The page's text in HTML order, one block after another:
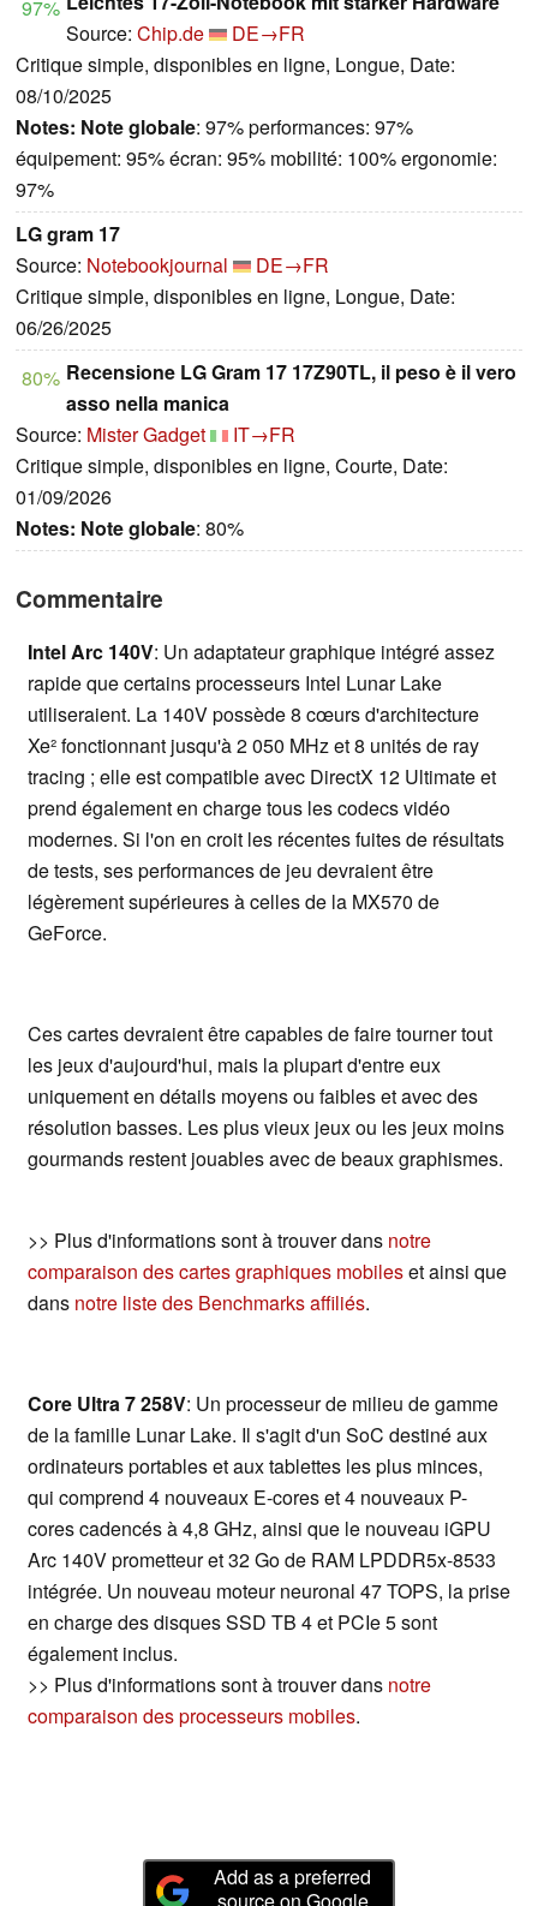
97%
Source: Chip.de
DE→FR
Critique simple, disponibles en ligne, Longue, Date:
08/10/2025
Notes: Note globale: 97% performances: 97%
équipement: 95% écran: 95% mobilité: 100% ergonomie:
97%
LG gram 17
Source: Notebookjournal
DE→FR
Critique simple, disponibles en ligne, Longue, Date:
06/26/2025
80% Recensione LG Gram 17 17Z90TL, il peso è il vero
asso nella manica
Source: Mister Gadget
IT→FR
Critique simple, disponibles en ligne, Courte, Date:
01/09/2026
Notes: Note globale: 80%
Commentaire
Intel Arc 140V: Un adaptateur graphique intégré assez
rapide que certains processeurs Intel Lunar Lake
utiliseraient. La 140V possède 8 cœurs d'architecture
Xe² fonctionnant jusqu'à 2 050 MHz et 8 unités de ray
tracing ; elle est compatible avec DirectX 12 Ultimate et
prend également en charge tous les codecs vidéo
modernes. Si l'on en croit les récentes fuites de résultats
de tests, ses performances de jeu devraient être
légèrement supérieures à celles de la MX570 de
GeForce.
Ces cartes devraient être capables de faire tourner tout
les jeux d'aujourd'hui, mais la plupart d'entre eux
uniquement en détails moyens ou faibles et avec des
résolution basses. Les plus vieux jeux ou les jeux moins
gourmands restent jouables avec de beaux graphismes.
>> Plus d'informations sont à trouver dans notre
comparaison des cartes graphiques mobileset ainsi que
dans notre liste des Benchmarks affiliés.
Core Ultra 7 258V: Un processeur de milieu de gamme
de la famille Lunar Lake. Il s'agit d'un SoC destiné aux
ordinateurs portables et aux tablettes les plus minces,
qui comprend 4 nouveaux E-cores et 4 nouveaux P-
cores cadencés à 4,8 GHz, ainsi que le nouveau iGPU
Arc 140V prometteur et 32 Go de RAM LPDDR5x-8533
intégrée. Un nouveau moteur neuronal 47 TOPS, la prise
en charge des disques SSD TB 4 et PCIe 5 sont
également inclus.
>> Plus d'informations sont à trouver dans notre
comparaison des processeurs mobiles.
Add as a preferred